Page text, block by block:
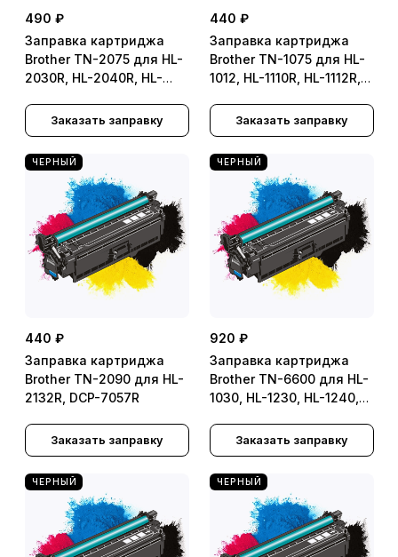
490 ₽
Заправка картриджа
Brother TN-2075 для HL-
2030R, HL-2040R, HL-
7025R, Fax-2820R, Fax-
2825R, Fax-2920R, MFC-
7420R, MFC-7820NR
Заказать заправку
440 ₽
Заправка картриджа
Brother TN-1075 для HL-
1012, HL-1110R, HL-1112R,
DCP-1510R, DCP-1512R,
DCP-1610WR, DCP-
1612WR, MFC-1810R
Заказать заправку
ЧЕРНЫЙ
440 ₽
Заправка картриджа
Brother TN-2090 для HL-
2132R, DCP-7057R
Заказать заправку
ЧЕРНЫЙ
920 ₽
Заправка картриджа
Brother TN-6600 для HL-
1030, HL-1230, HL-1240,
1430, HL-1440, HL-1450,
HL-1470, HL-P2500
Заказать заправку
ЧЕРНЫЙ ЧЕРНЫЙ